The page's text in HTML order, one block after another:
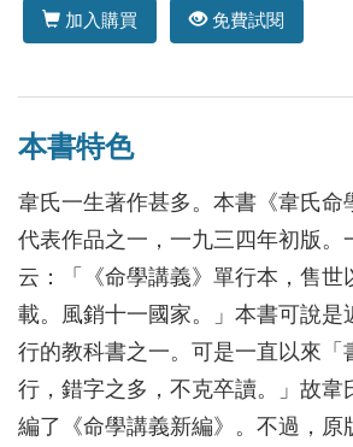
加入購買 免費試閱
本書特色
韋氏一生著作甚多。本書《韋氏命
代表作品之一，一九三四年初版。
云：「《命學講義》單行本，售世
載。風銷十一國家。」本書可說是
行的教科書之一。可是一直以來「
行，錯字之多，不克卒讀。」故韋
編了《命學講義新編》。不過，原